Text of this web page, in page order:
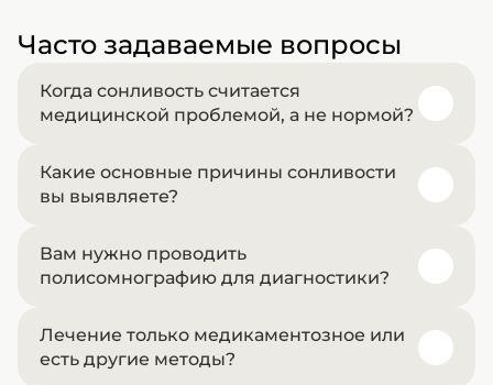
Часто задаваемые вопросы
Когда сонливость считается
медицинской проблемой, а не нормой?
Гиперсомния указывает на патологию, когда она
длительного ночного сна.
На вопрос ответил врач:
Рябинина Вероника Михайловна
Какие основные причины сонливости
вы выявляете?
Самые частые причины включают синдром
обструктивного апноэ, дефицит железа или
(гипотиреоз), депрессию, неврологические
расстройства.
Вам нужно проводить
полисомнографию для диагностики?
Полисомнография требуется не всегда, а только
при наличии специфических показаний, таких как
Лечение только медикаментозное или
есть другие методы?